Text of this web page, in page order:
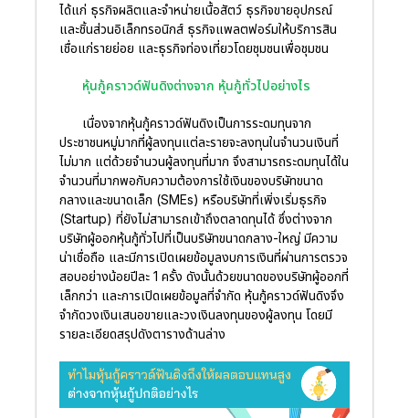
ได้แก่ ธุรกิจผลิตและจำหน่ายเนื้อสัตว์ ธุรกิจขายอุปกรณ์
และชิ้นส่วนอิเล็กทรอนิกส์ ธุรกิจแพลตฟอร์มให้บริการสิน
เชื่อแก่รายย่อย และธุรกิจท่องเที่ยวโดยชุมชนเพื่อชุมชน
หุ้นกู้คราวด์ฟันดิงต่างจาก หุ้นกู้ทั่วไปอย่างไร
เนื่องจากหุ้นกู้คราวด์ฟันดิงเป็นการระดมทุนจาก
ประชาชนหมู่มากที่ผู้ลงทุนแต่ละรายจะลงทุนในจำนวนเงินที่
ไม่มาก แต่ด้วยจำนวนผู้ลงทุนที่มาก จึงสามารถระดมทุนได้ใน
จำนวนที่มากพอกับความต้องการใช้เงินของบริษัทขนาด
กลางและขนาดเล็ก (SMEs) หรือบริษัทที่เพิ่งเริ่มธุรกิจ
(Startup) ที่ยังไม่สามารถเข้าถึงตลาดทุนได้ ซึ่งต่างจาก
บริษัทผู้ออกหุ้นกู้ทั่วไปที่เป็นบริษัทขนาดกลาง-ใหญ่ มีความ
น่าเชื่อถือ และมีการเปิดเผยข้อมูลงบการเงินที่ผ่านการตรวจ
สอบอย่างน้อยปีละ 1 ครั้ง ดังนั้นด้วยขนาดของบริษัทผู้ออกที่
เล็กกว่า และการเปิดเผยข้อมูลที่จำกัด หุ้นกู้คราวด์ฟันดิงจึง
จำกัดวงเงินเสนอขายและวงเงินลงทุนของผู้ลงทุน โดยมี
รายละเอียดสรุปดังตารางด้านล่าง